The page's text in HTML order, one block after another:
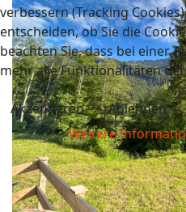
verbessern (Tracking
entscheiden, ob Sie die
beachten Sie, dass bei einer
mehr alle Funktionalitäten
Akzeptieren
Ablehnen
Weitere